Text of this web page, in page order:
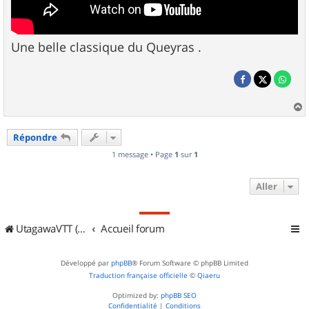
Une belle classique du Queyras .
a
Répondre
1 message • Page 1 sur 1
Aller
UtagawaVTT (Randos VTT et VTTAE avec traces GPS) Accueil forum
Développé par phpBB® Forum Software © phpBB Limited
Traduction française officielle © Qiaeru
Optimized by: phpBB SEO
Confidentialité | Conditions